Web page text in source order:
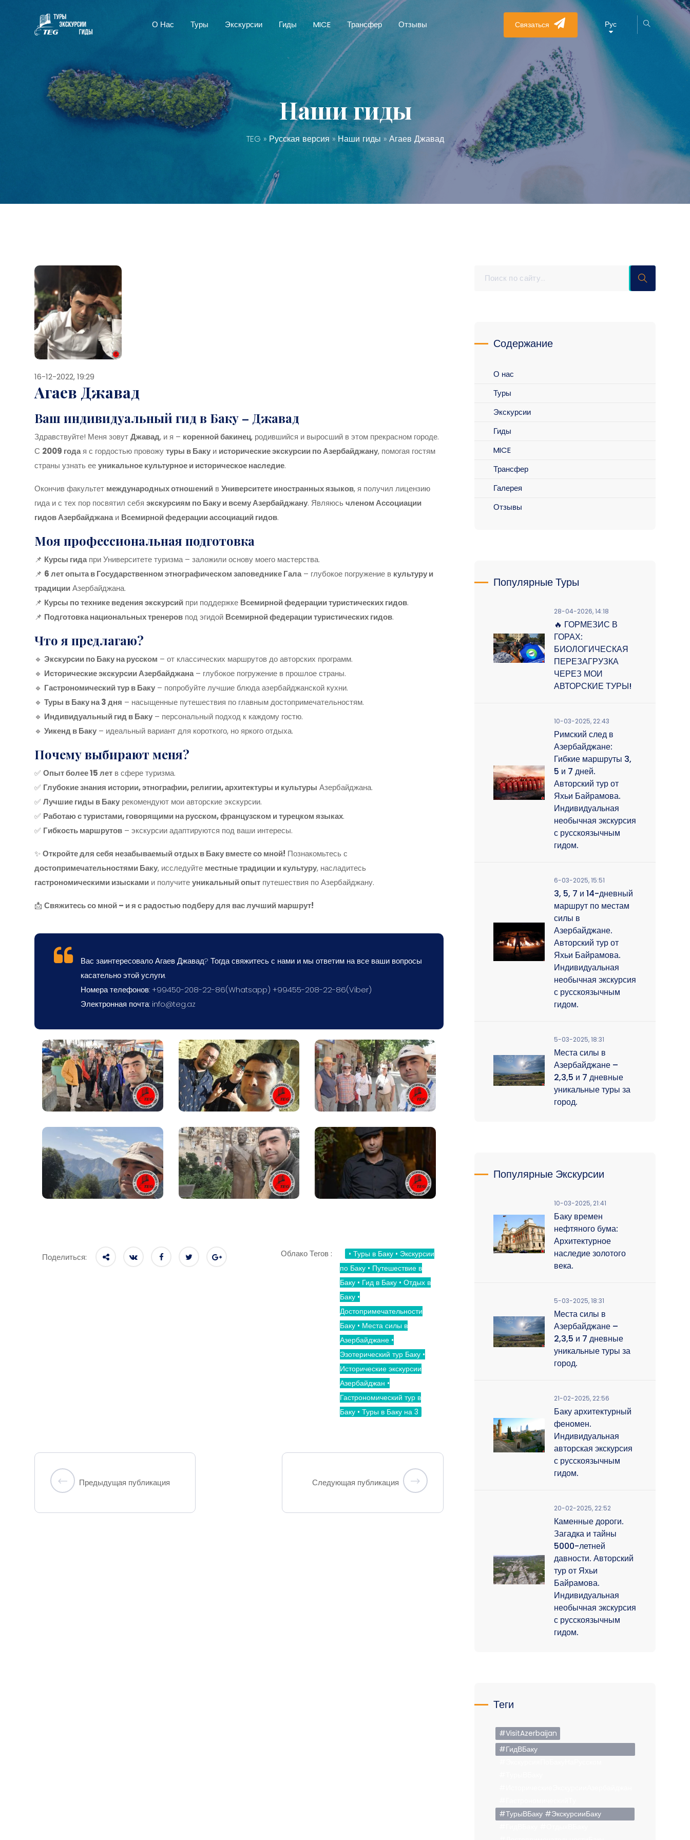
О Нас Туры Экскурсии Гиды MICE Трансфер Отзывы Связаться Рус
Наши гиды
TEG » Русская версия »Наши гиды » Агаев Джавад
16-12-2022, 19:29
Агаев Джавад
Ваш индивидуальный гид в Баку – Джавад
Здравствуйте! Меня зовутДжавад, и я – коренной бакинец, родившийся и выросший в этом прекрасном городе.
С 2009 годая с гордостью провожутуры в Баку и исторические экскурсии по Азербайджану, помогая гостям
страны узнать ееуникальное культурное и историческое наследие.
Окончив факультет международных отношений вУниверситете иностранных языков, я получил лицензию
гида и с тех пор посвятил себя экскурсиям по Баку и всему Азербайджану. Являюсьчленом Ассоциации
гидов Азербайджанаи Всемирной федерации ассоциаций гидов.
Моя профессиональная подготовка
📌 Курсы гидапри Университете туризма – заложили основу моего мастерства.
📌 6 лет опыта в Государственном этнографическом заповеднике Гала– глубокое погружение в культуру и
традицииАзербайджана.
📌 Курсы по технике ведения экскурсий при поддержке Всемирной федерации туристических гидов.
📌 Подготовка национальных тренеров под эгидой Всемирной федерации туристических гидов.
Что я предлагаю?
🔹 Экскурсии по Баку на русском – от классических маршрутов до авторских программ.
🔹 Исторические экскурсии Азербайджана– глубокое погружение в прошлое страны.
🔹 Гастрономический тур в Баку – попробуйте лучшие блюда азербайджанской кухни.
🔹 Туры в Баку на 3 дня – насыщенные путешествия по главным достопримечательностям.
🔹 Индивидуальный гид в Баку – персональный подход к каждому гостю.
🔹 Уикенд в Баку – идеальный вариант для короткого, но яркого отдыха.
Почему выбирают меня?
✅Опыт более 15 лет в сфере туризма.
✅ Глубокие знания истории, этнографии, религии, архитектуры и культуры Азербайджана.
✅Лучшие гиды в Баку рекомендуют мои авторские экскурсии.
✅ Работаю с туристами, говорящими на русском, французском и турецком языках.
✅ Гибкость маршрутов – экскурсии адаптируются под ваши интересы.
✨Откройте для себя незабываемый отдых в Баку вместе со мной! Познакомьтесь с
достопримечательностями Баку, исследуйте местные традиции и культуру, насладитесь
гастрономическими изысками и получитеуникальный опыт путешествия по Азербайджану.
📩 Свяжитесь со мной – и я с радостью подберу для вас лучший маршрут!
Вас заинтересовало Агаев Джавад? Тогда свяжитесь с нами и мы ответим на все ваши вопросы
касательно этой услуги.
Номера телефонов: +99450-208-22-86(Whatsapp) +99455-208-22-86(Viber)
Электронная почта: info@teg.az
Поделиться: Облако Тегов :
• Туры в Баку • Экскурсии
по Баку • Путешествие в
Баку • Гид в Баку • Отдых в
Баку •
Достопримечательности
Баку • Места силы в
Азербайджане •
Эзотерический тур Баку •
Исторические экскурсии
Азербайджан •
Гастрономический тур в
Баку • Туры в Баку на 3
Предыдущая публикация Следующая публикация
Содержание
О нас
Туры
Экскурсии
Гиды
MICE
Трансфер
Галерея
Отзывы
Популярные Туры
28-04-2026, 14:18
🔥 ГОРМЕЗИС В
ГОРАХ:
БИОЛОГИЧЕСКАЯ
ПЕРЕЗАГРУЗКА
ЧЕРЕЗ МОИ
АВТОРСКИЕ ТУРЫ!
10-03-2025, 22:43
Римский след в
Азербайджане:
Гибкие маршруты 3,
5 и 7 дней.
Авторский тур от
Яхьи Байрамова.
Индивидуальная
необычная экскурсия
с русскоязычным
гидом.
6-03-2025, 15:51
3, 5, 7 и 14-дневный
маршрут по местам
силы в
Азербайджане.
Авторский тур от
Яхьи Байрамова.
Индивидуальная
необычная экскурсия
с русскоязычным
гидом.
5-03-2025, 18:31
Места силы в
Азербайджане –
2,3,5 и 7 дневные
уникальные туры за
город.
Популярные Экскурсии
10-03-2025, 21:41
Баку времен
нефтяного бума:
Архитектурное
наследие золотого
века.
5-03-2025, 18:31
Места силы в
Азербайджане –
2,3,5 и 7 дневные
уникальные туры за
город.
21-02-2025, 22:56
Баку архитектурный
феномен.
Индивидуальная
авторская экскурсия
с русскоязычным
гидом.
20-02-2025, 22:52
Каменные дороги.
Загадка и тайны
5000-летней
давности. Авторский
тур от Яхьи
Байрамова.
Индивидуальная
необычная экскурсия
с русскоязычным
гидом.
Теги
#VisitAzerbaijan
#ГидВБаку
#ТурыВБаку #ЭкскурсииБаку